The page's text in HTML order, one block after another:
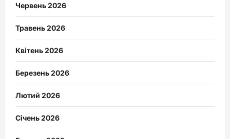
Червень 2026
Травень 2026
Квітень 2026
Березень 2026
Лютий 2026
Січень 2026